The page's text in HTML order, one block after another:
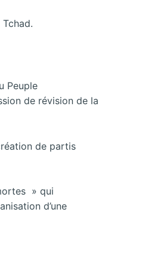
Peuple
de révision de la
de partis
» qui
d’une